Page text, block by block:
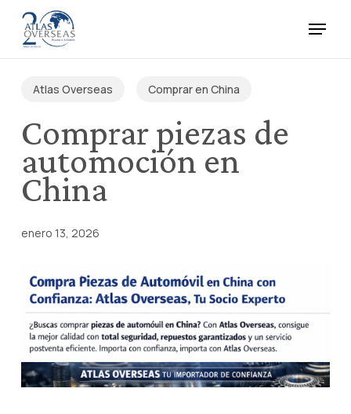
main
Menu
Atlas Overseas Comprar en China
Comprar piezas de
automoción en
China
enero 13, 2026